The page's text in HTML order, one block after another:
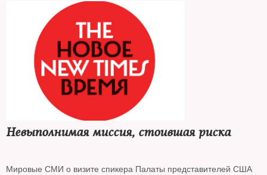
Невыполнимая миссия, стоившая риска
Мировые СМИ о визите спикера Палаты представителей США